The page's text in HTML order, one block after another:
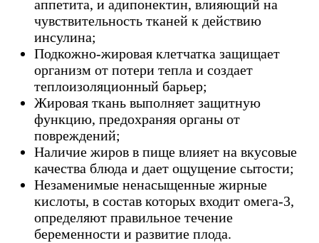
аппетита, и адипонектин, влияющий на
чувствительность тканей к действию
инсулина;
Подкожно-жировая клетчатка защищает
организм от потери тепла и создает
теплоизоляционный барьер;
Жировая ткань выполняет защитную
функцию, предохраняя органы от
повреждений;
Наличие жиров в пище влияет на вкусовые
качества блюда и дает ощущение сытости;
Незаменимые ненасыщенные жирные
кислоты, в состав которых входит омега-3,
определяют правильное течение
беременности и развитие плода.